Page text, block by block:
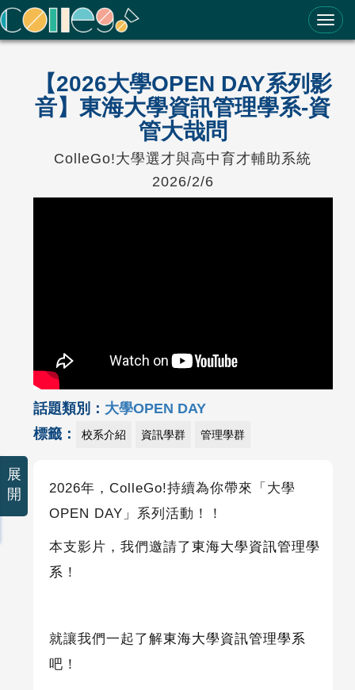
ColleGo! 大學選才與高中育才輔助系統
【2026大學OPEN DAY系列影
音】東海大學資訊管理學系-資
管大哉問
ColleGo!大學選才與高中育才輔助系統
2026/2/6
話題類別： 大學OPEN DAY
標籤：
校系介紹 資訊學群 管理學群
2026年， ColleGo!持續為你帶來「大學
OPEN DAY 」系列活動！！
本支影片，我們邀請了東海大學資訊管理學
系 ！
就讓我們一起了解東海大學資訊管理學系
吧！
展
開